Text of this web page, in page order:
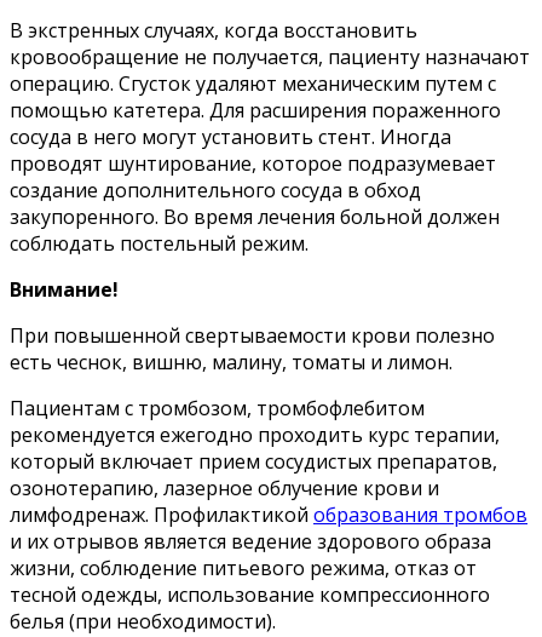
В экстренных случаях, когда восстановить
кровообращение не получается, пациенту назначают
операцию. Сгусток удаляют механическим путем с
помощью катетера. Для расширения пораженного
сосуда в него могут установить стент. Иногда
проводят шунтирование, которое подразумевает
создание дополнительного сосуда в обход
закупоренного. Во время лечения больной должен
соблюдать постельный режим.
Внимание!
При повышенной свертываемости крови полезно
есть чеснок, вишню, малину, томаты и лимон.
Пациентам с тромбозом, тромбофлебитом
рекомендуется ежегодно проходить курс терапии,
который включает прием сосудистых препаратов,
озонотерапию, лазерное облучение крови и
лимфодренаж. Профилактикой образования тромбов
и их отрывов является ведение здорового образа
жизни, соблюдение питьевого режима, отказ от
тесной одежды, использование компрессионного
белья (при необходимости).